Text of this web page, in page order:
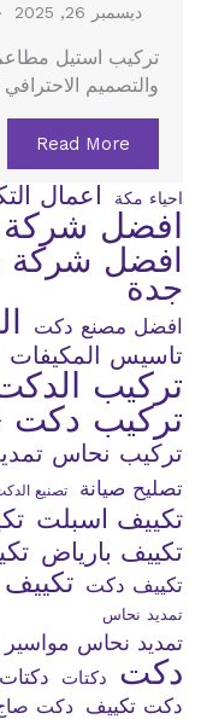
ديسمبر 26, 2025
تركيب استيل
والتصميم
Read More
احياء مكة اعمال
افضل شركة
افضل شركة
جدة
افضل مصنع دكت
تاسيس المكيفات
تركيب
تركيب دكت
تركيب نحاس
تصليح صيانة تصنيع
تكييف اسبلت
تكييف بارياض
تكييف دكت
تمديد نحاس
تمديد نحاس
دكت دكتات
دكت تكييف دكت